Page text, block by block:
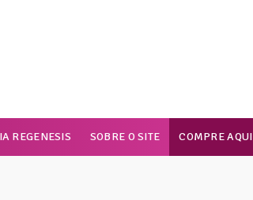
REGENESIS SOBRE O SITE COMPRE AQUI